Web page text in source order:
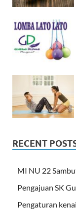
RECENT
MI NU 22
Pengajuan SK
Pengaturan